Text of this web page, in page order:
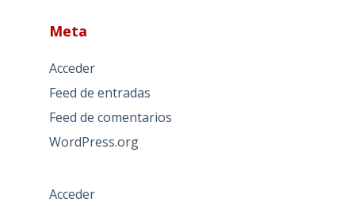
Meta
Acceder
Feed de entradas
Feed de comentarios
WordPress.org
Acceder